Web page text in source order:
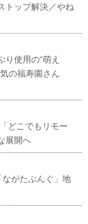
トップ解決／やね
使用の“萌え
の福寿園さん
どこでもリモー
展開へ
がたぶんぐ」地